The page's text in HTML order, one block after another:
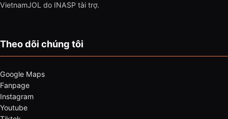
VietnamJOL do INASP tài trợ.
Theo dõi chúng tôi
Google Maps
Fanpage
Instagram
Youtube